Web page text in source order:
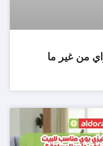
من غير ما